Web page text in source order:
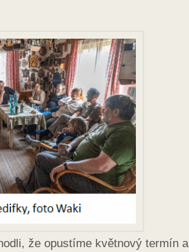
že opustíme květnový termín a